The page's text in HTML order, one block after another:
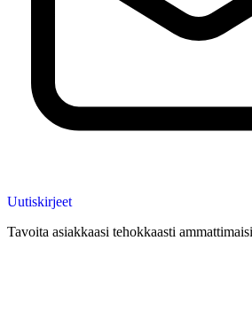
Uutiskirjeet
Tavoita asiakkaasi tehokkaasti